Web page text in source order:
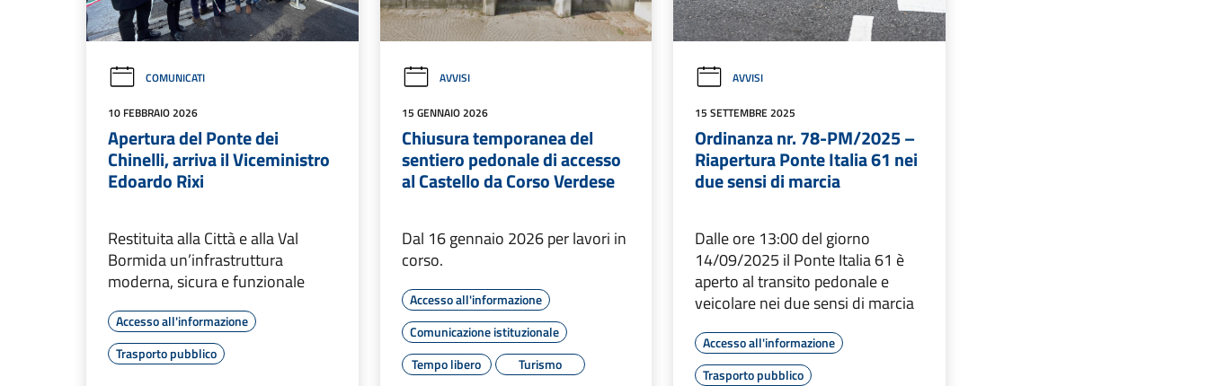
COMUNICATI
10 FEBBRAIO 2026
Apertura del Ponte dei
Chinelli, arriva il Viceministro
Edoardo Rixi
Restituita alla Città e alla Val
Bormida un’infrastruttura
moderna, sicura e funzionale
Accesso all'informazione
Trasporto pubblico
AVVISI
15 GENNAIO 2026
Chiusura temporanea del
sentiero pedonale di accesso
al Castello da Corso Verdese
Dal 16 gennaio 2026 per lavori in
corso.
Accesso all'informazione
Comunicazione istituzionale
Tempo libero
Turismo
AVVISI
15 SETTEMBRE 2025
Ordinanza nr. 78-PM/2025 –
Riapertura Ponte Italia 61 nei
due sensi di marcia
Dalle ore 13:00 del giorno
14/09/2025 il Ponte Italia 61 è
aperto al transito pedonale e
veicolare nei due sensi di marcia
Accesso all'informazione
Trasporto pubblico